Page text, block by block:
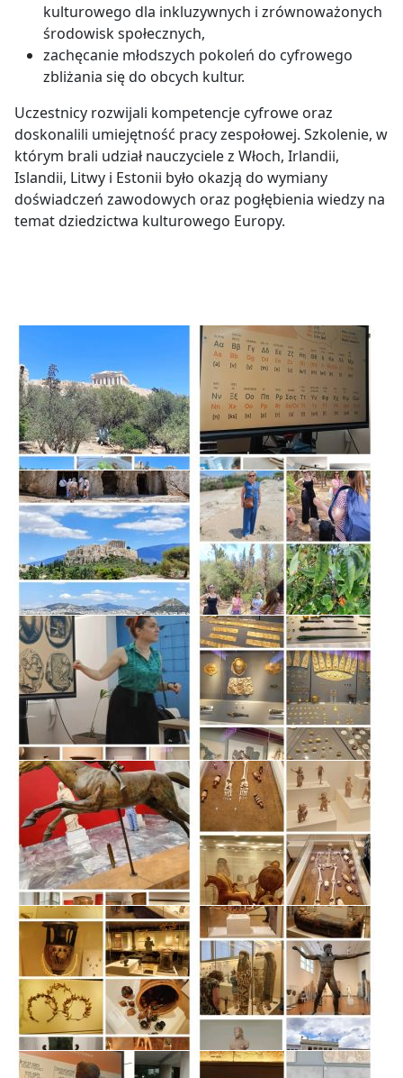
kulturowego dla inkluzywnych i zrównoważonych
środowisk społecznych,
zachęcanie młodszych pokoleń do cyfrowego
zbliżania się do obcych kultur.
Uczestnicy rozwijali kompetencje cyfrowe oraz
doskonalili umiejętność pracy zespołowej. Szkolenie, w
którym brali udział nauczyciele z Włoch, Irlandii,
Islandii, Litwy i Estonii było okazją do wymiany
doświadczeń zawodowych oraz pogłębienia wiedzy na
temat dziedzictwa kulturowego Europy.